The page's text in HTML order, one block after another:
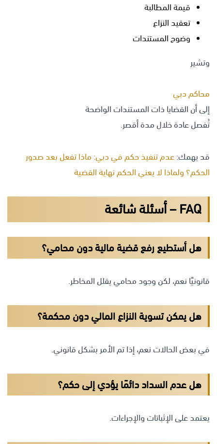
قيمة المطالبة
تعقيد النزاع
وضوح المستندات
وتشير
محاكم دبي
إلى أن القضايا ذات المستندات الواضحة
تُفصل عادة خلال مدة أقصر.
قد يهمك:عدم تنفيذ حكم في دبي: ماذا تفعل بعد صدور
الحكم؟ ولماذا لا يعني الحكم نهاية القضية
FAQ – أسئلة شائعة
هل أستطيع رفع قضية مالية دون محامي؟
قانونيًا نعم، لكن وجود محامي يقلل المخاطر.
هل يمكن تسوية النزاع المالي دون محكمة؟
في بعض الحالات نعم، إذا تم الأمر بشكل قانوني.
هل عدم السداد دائمًا يؤدي إلى حكم؟
يعتمد على الإثباتات والإجراءات.